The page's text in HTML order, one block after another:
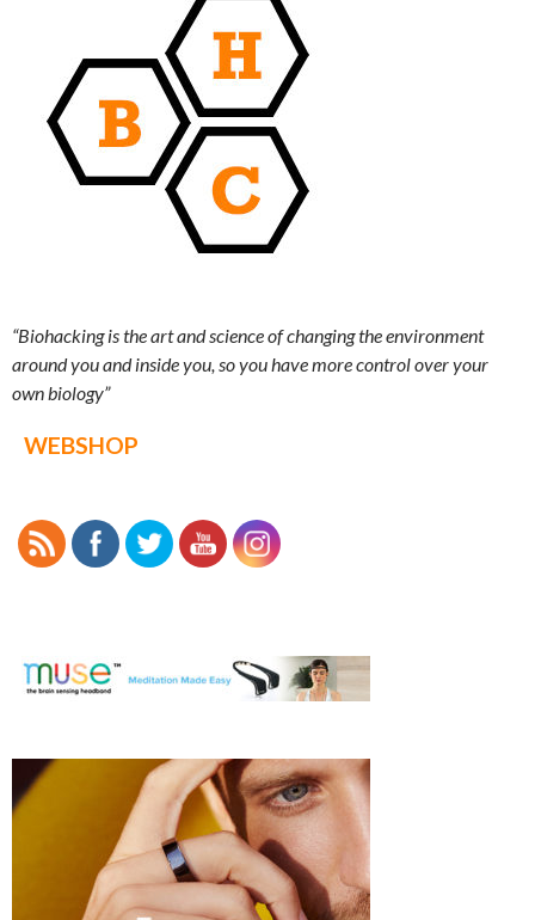
“Biohacking is the art and science of changing the environment
around you and inside you, so you have more control over your
own biology”
WEBSHOP